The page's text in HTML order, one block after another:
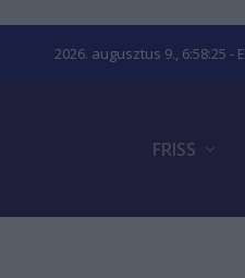
2026. augusztus 9., 6:58:26 -
FRISS